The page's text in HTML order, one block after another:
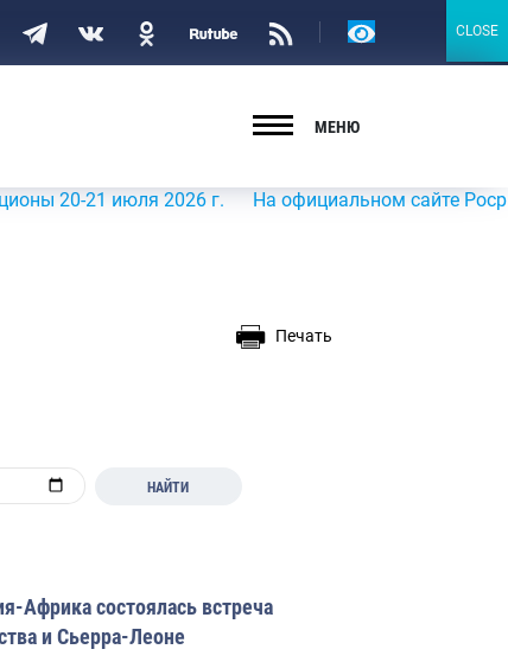
Версия
МЕНЮ
21 июля 2026 г. На официальном сайте
Печать
НАЙТИ
Африка состоялась встреча
и Сьерра-Леоне
CLOSE
CLOSE